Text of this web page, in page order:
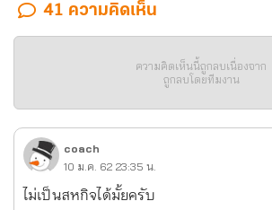
41 ความคิดเห็น
ความคิดเห็นนี้ถูกลบเนื่องจาก
ถูกลบโดยทีมงาน
coach
10 ม.ค. 62 23:35 น.
ไม่เป็นสหกิจได้มั้ยครับ